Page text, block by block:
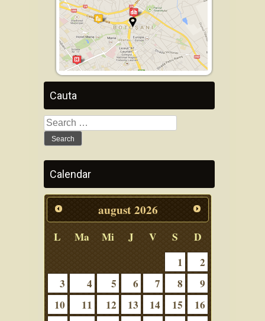
Cauta
Search
for:
Calendar
august 2026
L Ma Mi J V S
D
1
2
3
4 5 6 7 8
9
10
11 12 13 14 15
16